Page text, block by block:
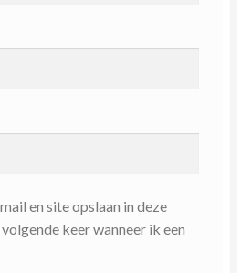
en site opslaan in deze
keer wanneer ik een